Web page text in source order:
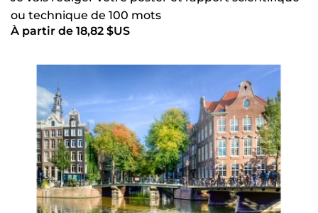
ou technique de 100 mots
À partir de 18,82 $US